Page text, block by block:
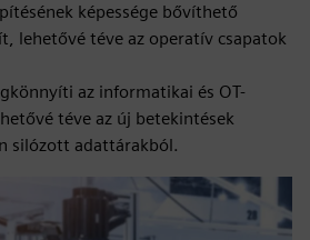
képessége bővíthető
lehetővé téve az operatív csapatok
az informatikai és OT-
téve az új betekintések
silózott adattárakból.